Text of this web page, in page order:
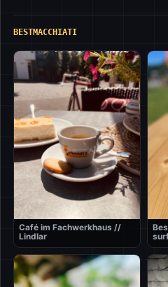
BESTMACCHIATI
Café im Fachwerkhaus //
Lindlar